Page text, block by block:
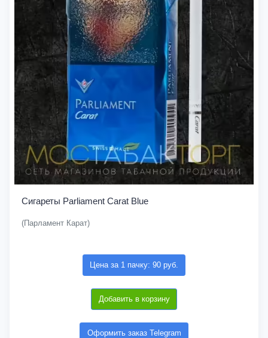
Сигареты Parliament Carat Blue
(Парламент Карат)
Цена за 1 пачку: 90 руб.
Добавить в корзину
Оформить заказ Telegram